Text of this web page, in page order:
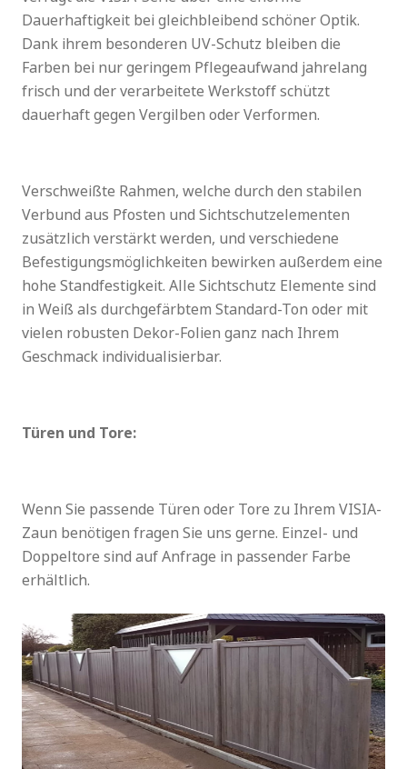
Dauerhaftigkeit bei gleichbleibend schöner Optik.
Dank ihrem besonderen UV-Schutz bleiben die
Farben bei nur geringem Pflegeaufwand jahrelang
frisch und der verarbeitete Werkstoff schützt
dauerhaft gegen Vergilben oder Verformen.
Verschweißte Rahmen, welche durch den stabilen
Verbund aus Pfosten und Sichtschutzelementen
zusätzlich verstärkt werden, und verschiedene
Befestigungsmöglichkeiten bewirken außerdem eine
hohe Standfestigkeit. Alle Sichtschutz Elemente sind
in Weiß als durchgefärbtem Standard-Ton oder mit
vielen robusten Dekor-Folien ganz nach Ihrem
Geschmack individualisierbar.
Türen und Tore:
Wenn Sie passende Türen oder Tore zu Ihrem VISIA-
Zaun benötigen fragen Sie uns gerne. Einzel- und
Doppeltore sind auf Anfrage in passender Farbe
erhältlich.